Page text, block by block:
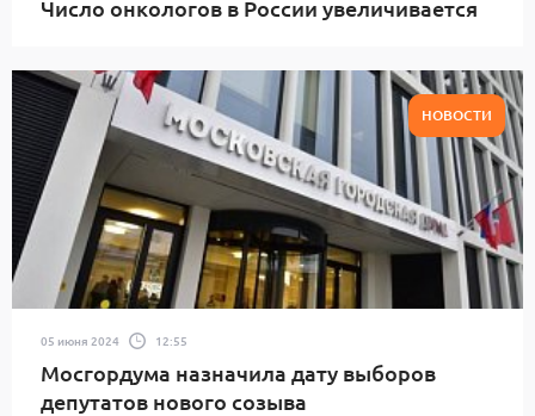
Число онкологов в России увеличивается
НОВОСТИ
05 июня 2024 12:55
Мосгордума назначила дату выборов
депутатов нового созыва